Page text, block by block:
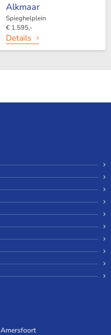
Alkmaar
Spieghelplein
€ 1.595,-
Details
Amersfoort